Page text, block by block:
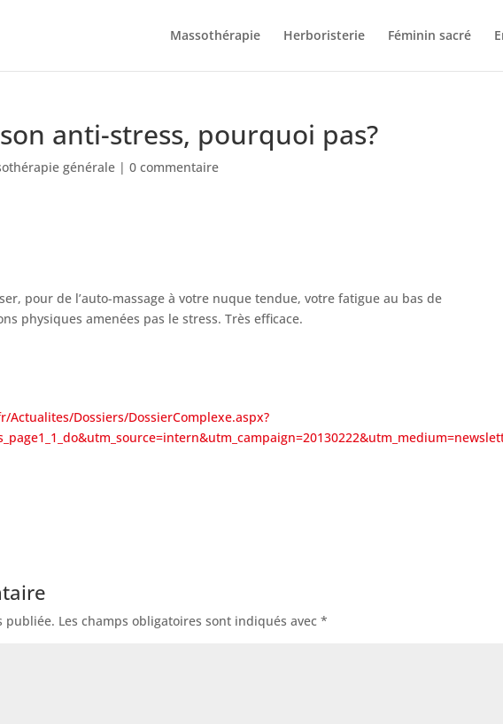
Massothérapie Herboristerie Féminin sacré
anti-stress, pourquoi pas?
générale |0 commentaire
pour de l’auto-massage à votre nuque tendue, votre fatigue au bas de
physiques amenées pas le stress. Très efficace.
Dossiers/DossierComplexe.aspx?
publiée. Les champs obligatoires sont indiqués avec*